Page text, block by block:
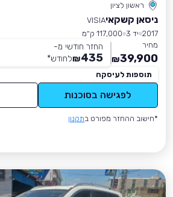
ראשון לציון
ניסאן קשקאיVISIA
2017 יד 3
117,000 ק״מ
מחיר
39,900
₪
החזר חודשי מ-
435
₪לחודש*
תוספות לעיסקה
לפגישה בסוכנות
*חישוב ההחזר מפורט בתקנון